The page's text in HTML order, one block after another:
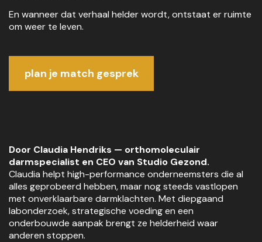
En wanneer dat verhaal helder wordt, ontstaat er ruimte
om weer te leven.
plan je match gesprek
Door Claudia Hendriks — orthomoleculair
darmspecialist en CEO van Studio Gezond.
Claudia helpt high-performance onderneemsters die al
alles geprobeerd hebben, maar nog steeds vastlopen
met onverklaarbare darmklachten. Met diepgaand
labonderzoek, strategische voeding en een
onderbouwde aanpak brengt ze helderheid waar
anderen stoppen.